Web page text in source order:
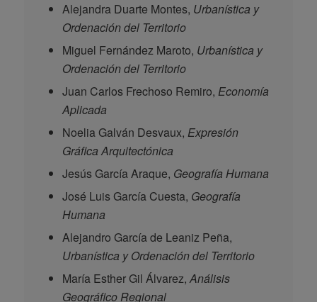
Alejandra Duarte Montes, Urbanística y
Ordenación del Territorio
Miguel Fernández Maroto, Urbanística y
Ordenación del Territorio
Juan Carlos Frechoso Remiro, Economía
Aplicada
Noelia Galván Desvaux, Expresión
Gráfica Arquitectónica
Jesús García Araque, Geografía Humana
José Luis García Cuesta, Geografía
Humana
Alejandro García de Leaniz Peña,
Urbanística y Ordenación del Territorio
María Esther Gil Álvarez,Análisis
Geográfico Regional